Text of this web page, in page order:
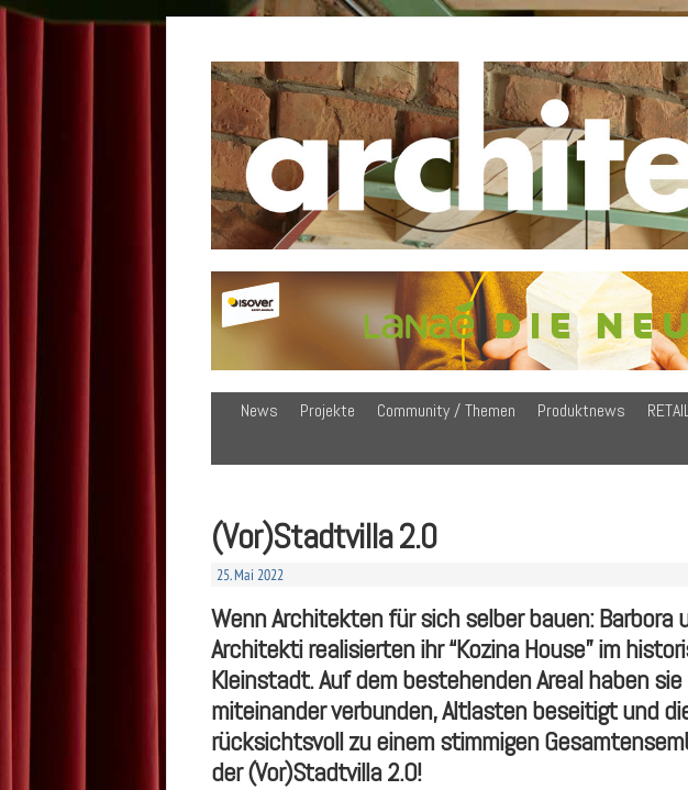
News Projekte Community / Themen Produktnews
(Vor)Stadtvilla 2.0
25. Mai 2022
Wenn Architekten für sich selber bauen:
Architekti realisierten ihr “Kozina House” im
Kleinstadt. Auf dem bestehenden Areal haben
miteinander verbunden, Altlasten beseitigt und
rücksichtsvoll zu einem stimmigen
der (Vor)Stadtvilla 2.0!